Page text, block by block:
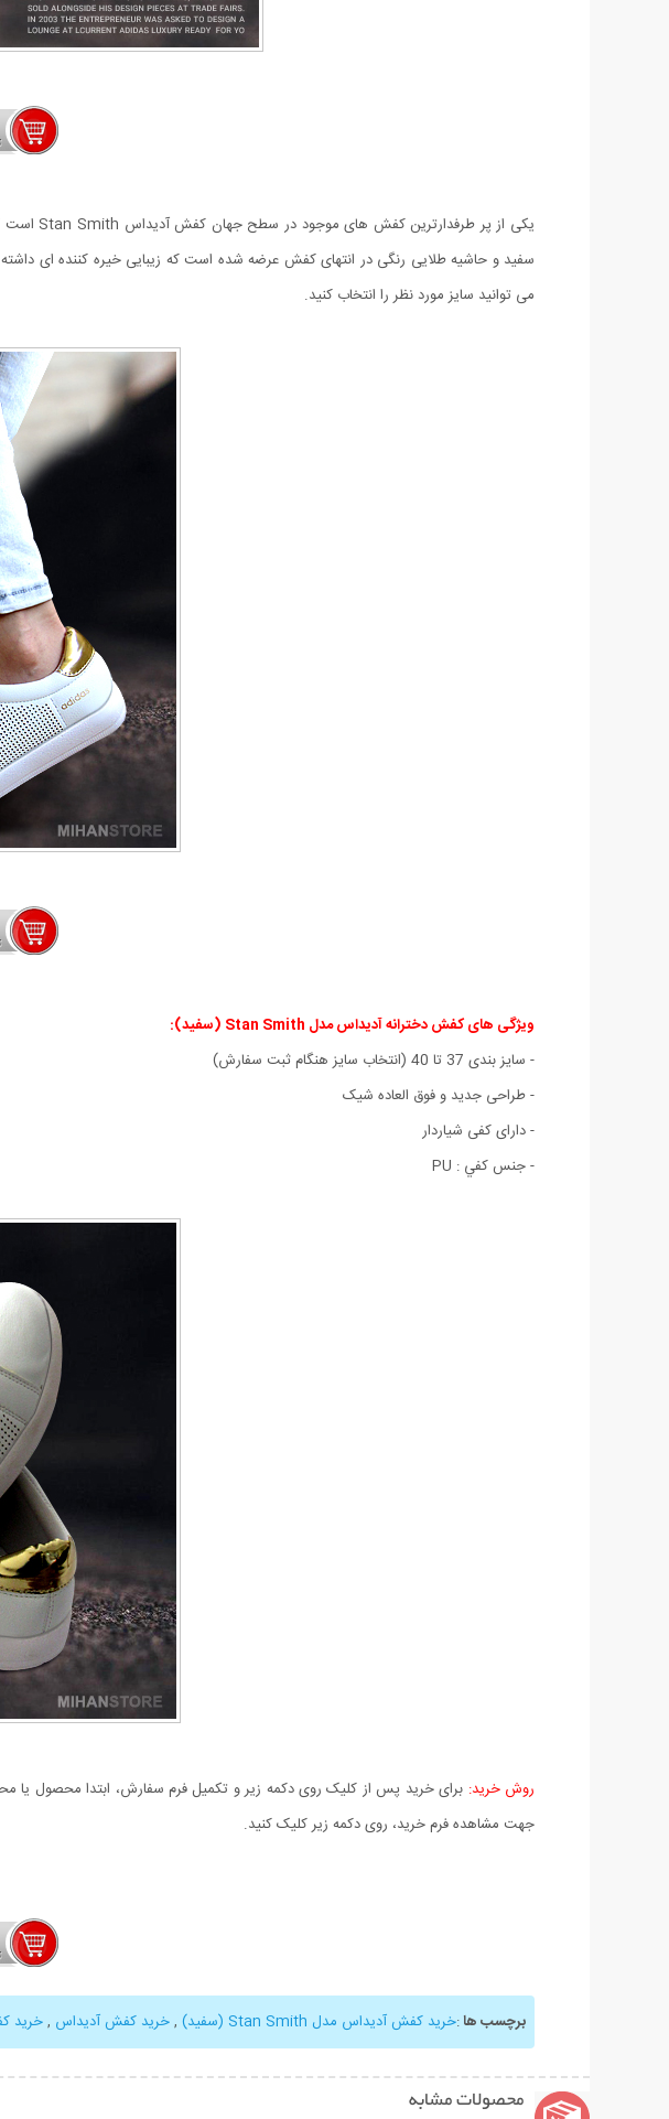
می توانید سایز مورد نظر را انتخاب کنید.
ویژگی های کفش دخترانه آدیداس مدل Stan Smith (سفید)
:
- سايز بندی 37 تا 40 (انتخاب سايز هنگام ثبت سفارش)
- طراحی جديد و فوق العاده شيک
- دارای کفی شیاردار
- جنس کفي : PU
روش خرید: برای خرید پس از کلیک روی دکمه زیر و تکمیل فرم سفارش، ابتدا محصول یا
جهت مشاهده فرم خرید، روی دکمه زیر کلیک کنید.
برچسب ها:خرید کفش آدیداس مدل Stan Smith (سفید) ,خرید کفش آدیداس ,خرید
محصولات مشابه